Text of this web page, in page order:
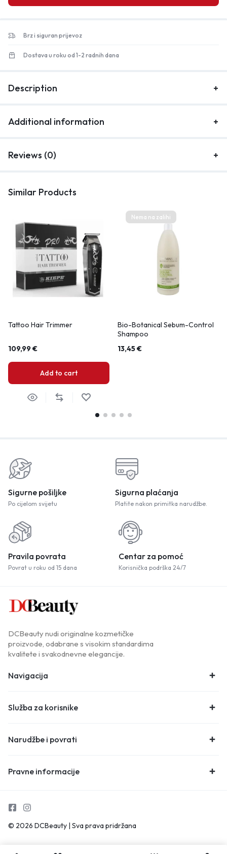
Brz i siguran prijevoz
Dostava u roku od 1-2 radnih dana
Description
Additional information
Reviews (0)
Similar Products
Tattoo Hair Trimmer
109,99€
Add to cart
Nema na zalihi
Bio-Botanical Sebum-Control
Shampoo
13,45€
Sigurne pošiljke
Po cijelom svijetu
Sigurna plaćanja
Platite nakon primitka narudžbe.
Pravila povrata
Povrat u roku od 15 dana
Centar za pomoć
Korisnička podrška 24/7
DCBeauty nudi originalne kozmetičke
proizvode, odabrane s visokim standardima
kvalitete i svakodnevne elegancije.
Navigacija
Služba za korisnike
Narudžbe i povrati
Pravne informacije
© 2026 DCBeauty | Sva prava pridržana